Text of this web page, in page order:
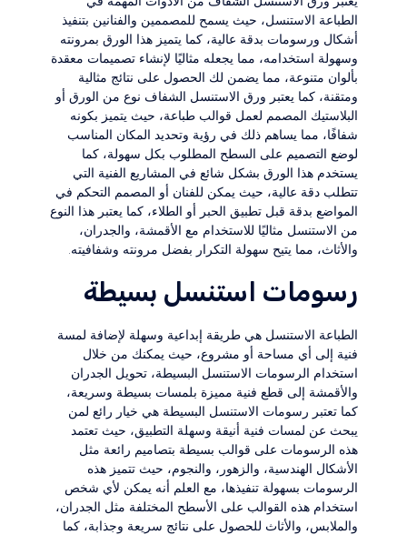
الطباعة الاستنسل، حيث يسمح للمصممين والفنانين بتنفيذ
أشكال ورسومات بدقة عالية، كما يتميز هذا الورق بمرونته
وسهولة استخدامه، مما يجعله مثاليًا لإنشاء تصميمات معقدة
بألوان متنوعة، مما يضمن لك الحصول على نتائج مثالية
ومتقنة، كما يعتبر ورق الاستنسل الشفاف نوع من الورق أو
البلاستيك المصمم لعمل قوالب طباعة، حيث يتميز بكونه
شفافًا، مما يساهم ذلك في رؤية وتحديد المكان المناسب
لوضع التصميم على السطح المطلوب بكل سهولة، كما
يستخدم هذا الورق بشكل شائع في المشاريع الفنية التي
تتطلب دقة عالية، حيث يمكن للفنان أو المصمم التحكم في
المواضع بدقة قبل تطبيق الحبر أو الطلاء، كما يعتبر هذا النوع
من الاستنسل مثاليًا للاستخدام مع الأقمشة، والجدران،
والأثاث، مما يتيح سهولة التكرار بفضل مرونته وشفافيته.
رسومات استنسل بسيطة
الطباعة الاستنسل هي طريقة إبداعية وسهلة لإضافة لمسة
فنية إلى أي مساحة أو مشروع، حيث يمكنك من خلال
استخدام الرسومات الاستنسل البسيطة، تحويل الجدران
والأقمشة إلى قطع فنية مميزة بلمسات بسيطة وسريعة،
كما تعتبر رسومات الاستنسل البسيطة هي خيار رائع لمن
يبحث عن لمسات فنية أنيقة وسهلة التطبيق، حيث تعتمد
هذه الرسومات على قوالب بسيطة بتصاميم رائعة مثل
الأشكال الهندسية، والزهور، والنجوم، حيث تتميز هذه
الرسومات بسهولة تنفيذها، مع العلم أنه يمكن لأي شخص
استخدام هذه القوالب على الأسطح المختلفة مثل الجدران،
والملابس، والأثاث للحصول على نتائج سريعة وجذابة، كما